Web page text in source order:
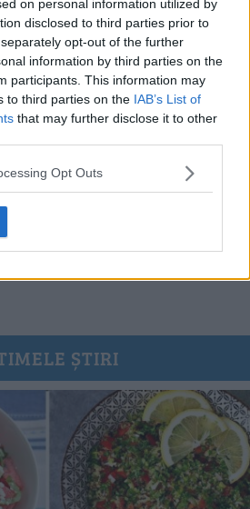
on personal information utilized by
disclosed to third parties prior to
opt-out of the further
information by third parties on the
participants. This information may
to third parties on the IAB’s List of
that may further disclose it to other
Opt Outs
ȘTIRI